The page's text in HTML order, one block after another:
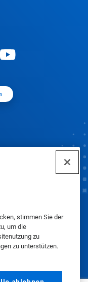
stimmen Sie der
um die
zu
zu unterstützen.